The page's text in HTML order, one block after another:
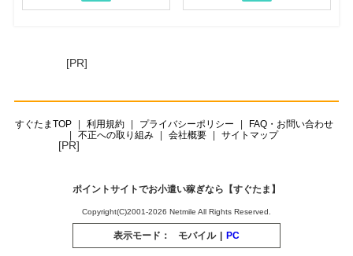
[PR]
すぐたまTOP 利用規約 プライバシーポリシー
FAQ・お問い合わせ
不正への取り組み
会社概要 サイトマップ
[PR]
ポイントサイトでお小遣い稼ぎなら【すぐたま】
Copyright(C)2001-2026 Netmile All Rights Reserved.
表示モード： モバイル | PC